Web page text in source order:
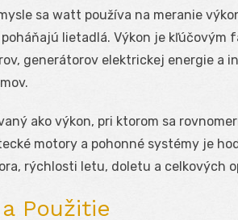
sa watt používa na meranie
lietadlá. Výkon je kľúčovým
generátorov elektrickej energie a
ako výkon, pri ktorom sa
motory a pohonné systémy je
rýchlosti letu, doletu a celkových
Použitie